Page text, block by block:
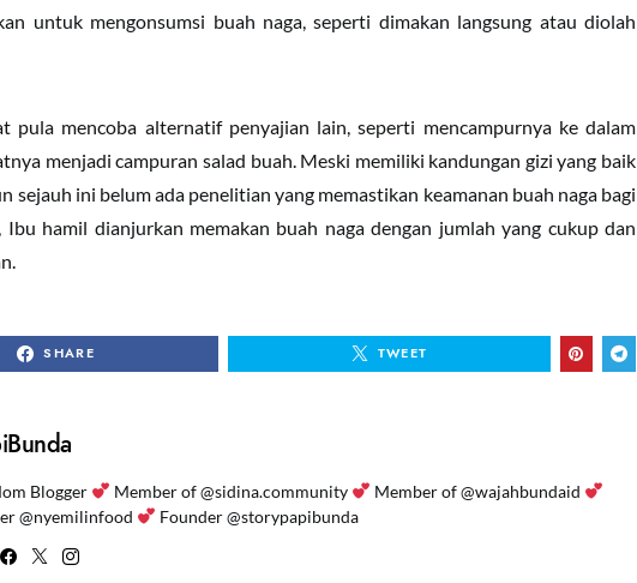
untuk mengonsumsi buah naga, seperti dimakan langsung atau diolah
pula mencoba alternatif penyajian lain, seperti mencampurnya ke dalam
menjadi campuran salad buah. Meski memiliki kandungan gizi yang baik
sejauh ini belum ada penelitian yang memastikan keamanan buah naga bagi
hamil dianjurkan memakan buah naga dengan jumlah yang cukup dan
SHARE TWEET
Blogger Member of @sidina.community
Member of @wajahbundaid
@nyemilinfood
Founder @storypapibunda